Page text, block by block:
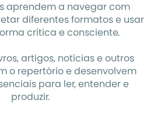
aprendem a navegar com
diferentes formatos e usar
crítica e consciente.
artigos, notícias e outros
o repertório e desenvolvem
para ler, entender e
produzir.